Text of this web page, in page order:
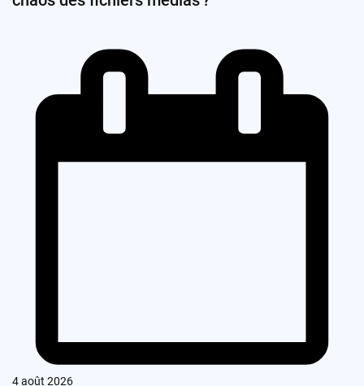
4 août 2026